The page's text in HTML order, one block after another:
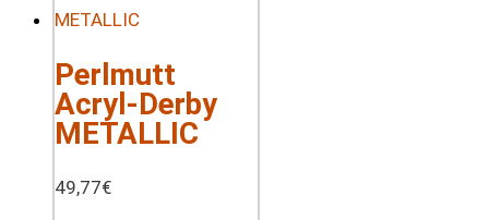
Perlmutt
Acryl-Derby
METALLIC
49,77€